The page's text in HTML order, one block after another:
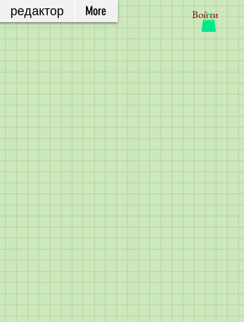
Войти
редактор More